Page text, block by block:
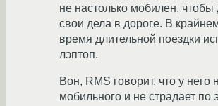
не настолько мобилен, чтобы
свои дела в дороге. В
время длительной поездки
лэптоп.
Вон, RMS говорит, что у него
мобильного и не страдает по